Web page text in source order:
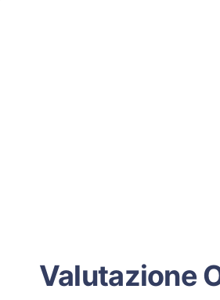
Valutazione